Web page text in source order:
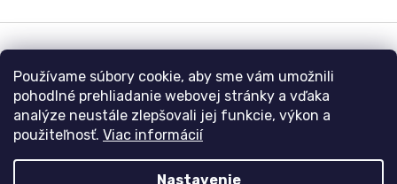
Používame súbory cookie, aby sme vám umožnili
pohodlné prehliadanie webovej stránky a vďaka
analýze neustále zlepšovali jej funkcie, výkon a
použiteľnosť. Viac informácií
Nastavenie
nolimit@dzinyodevy.cz
+420 731 990 591
Facebook